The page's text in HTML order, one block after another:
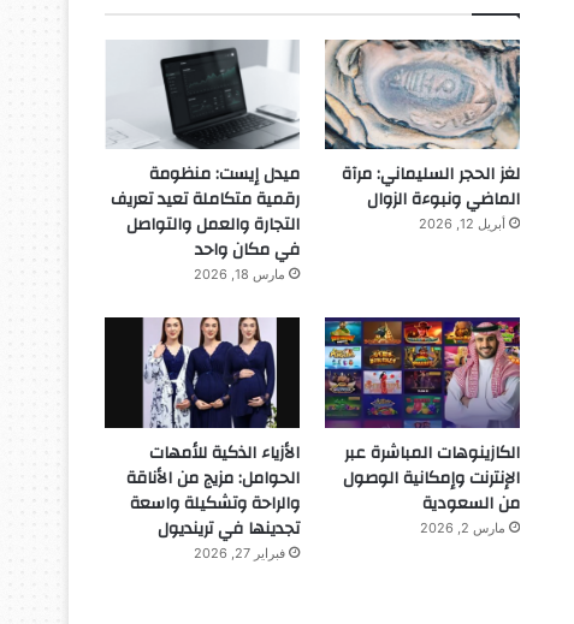
لغز الحجر السليماني: مرآة
الماضي ونبوءة الزوال
أبريل 12, 2026
ميدل إيست: منظومة
رقمية متكاملة تعيد تعريف
التجارة والعمل والتواصل
في مكان واحد
مارس 18, 2026
الكازينوهات المباشرة عبر
الإنترنت وإمكانية الوصول
من السعودية
مارس 2, 2026
الأزياء الذكية للأمهات
الحوامل: مزيج من الأناقة
والراحة وتشكيلة واسعة
تجدينها في ترينديول
فبراير 27, 2026